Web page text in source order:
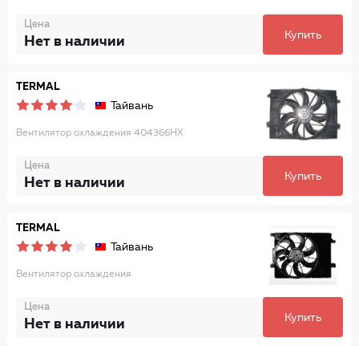
Цена
Нет в наличии Купить
TERMAL
Тайвань
Вентилятор охлаждения 404366HX
Цена
Нет в наличии Купить
TERMAL
Тайвань
Вентилятор охлаждения
Цена
Нет в наличии Купить